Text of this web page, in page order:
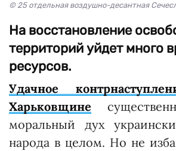
© 25 отдельная воздушно-десантная
На восстановление
территорий уйдет много
ресурсов.
Удачное
Харьковщине
моральный дух
народа в целом. Но не